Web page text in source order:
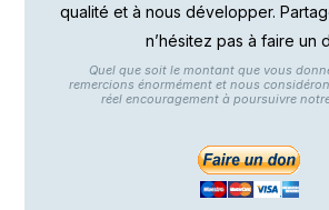
qualité et à nous développer.
n’hésitez pas à faire un
Quel que soit le montant que vous
remercions énormément et nous
réel encouragement à poursuivre